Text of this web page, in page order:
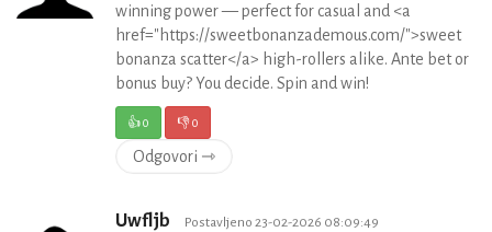
winning power — perfect for casual and <a
href="https://sweetbonanzademous.com/">sweet
bonanza scatter</a> high-rollers alike. Ante bet or
bonus buy? You decide. Spin and win!
👍0 👎0
Odgovori ⇾
Uwfljb Postavljeno 23-02-2026 08:09:49